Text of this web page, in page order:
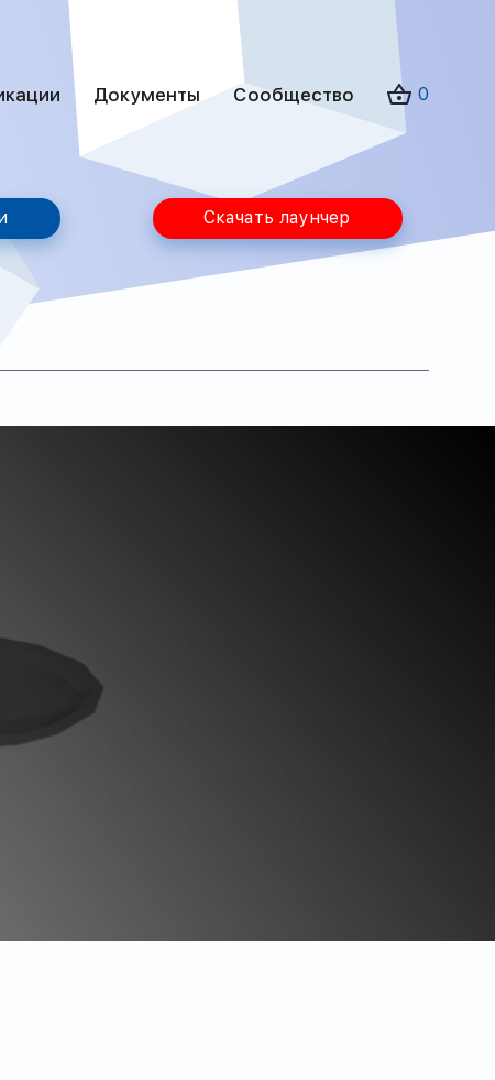
Документы Сообщество 0
Скачать лаунчер